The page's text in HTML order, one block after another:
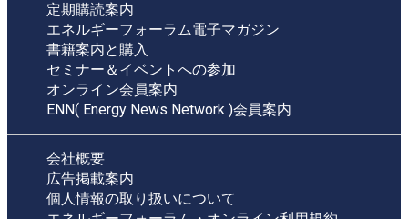
定期購読案内
エネルギーフォーラム電子マガジン
書籍案内と購入
セミナー＆イベントへの参加
オンライン会員案内
ENN( Energy News Network )会員案内
会社概要
広告掲載案内
個人情報の取り扱いについて